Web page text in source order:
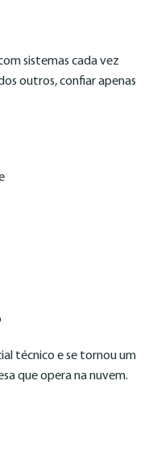
sistemas cada vez
outros, confiar apenas
técnico e se tornou um
que opera na nuvem.